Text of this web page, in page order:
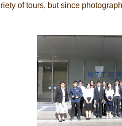
of tours, but since